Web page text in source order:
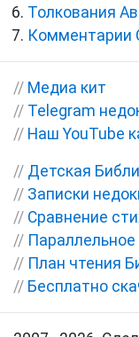
Толкования
Комментарии
// Медиа кит
// Telegram
// Наш YouTube
// Детская
// Записки
// Сравнение
// Параллельное
// План чтения
// Бесплатно